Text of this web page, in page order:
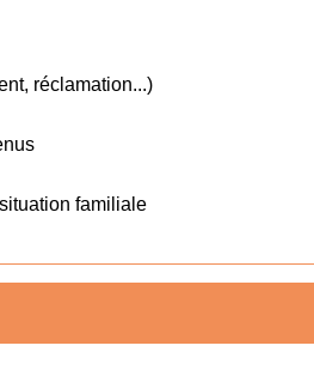
réclamation...)
familiale